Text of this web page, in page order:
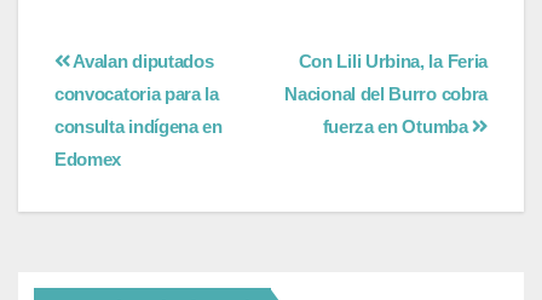
Con Lili Urbina, la Feria
Nacional del Burro cobra
fuerza en Otumba
Avalan diputados
convocatoria para la
consulta indígena en
Edomex